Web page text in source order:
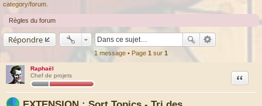
category/forum.
Règles du forum
Répondre
1 message • Page 1 sur 1
Raphaël
Chef de projets
Citation